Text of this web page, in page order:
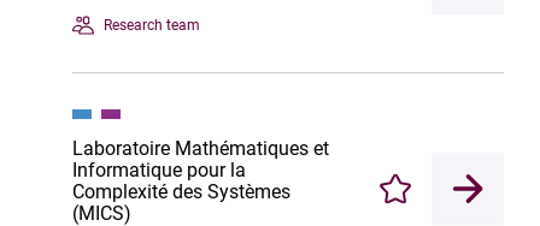
Research team
Laboratoire Mathématiques et
Informatique pour la
Complexité des Systèmes
(MICS)
Enregistrer